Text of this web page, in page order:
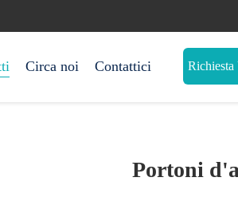
Circa noi Contattici Richiesta
Portoni